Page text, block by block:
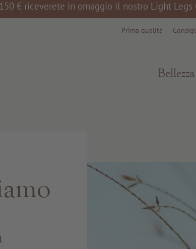
€ riceverete in omaggio il nostro Light
Prima qualità
Bellezza